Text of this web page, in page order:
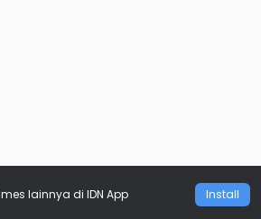
lainnya di IDN App Install